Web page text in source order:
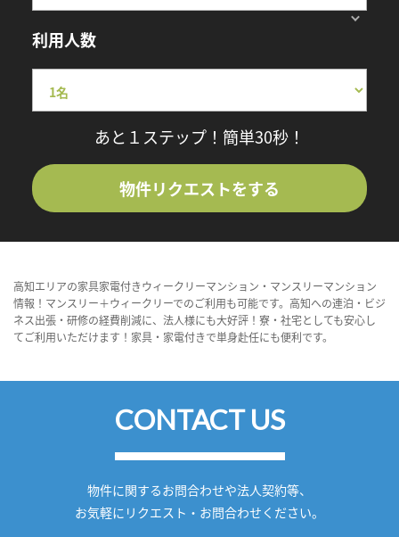
利用人数
あと１ステップ！簡単30秒！
物件リクエストをする
高知エリアの家具家電付きウィークリーマンション・マンスリーマンション
情報！マンスリー＋ウィークリーでのご利用も可能です。高知への連泊・ビジ
ネス出張・研修の経費削減に、法人様にも大好評！寮・社宅としても安心し
てご利用いただけます！家具・家電付きで単身赴任にも便利です。
CONTACT US
物件に関するお問合わせや法人契約等、
お気軽にリクエスト・お問合わせください。